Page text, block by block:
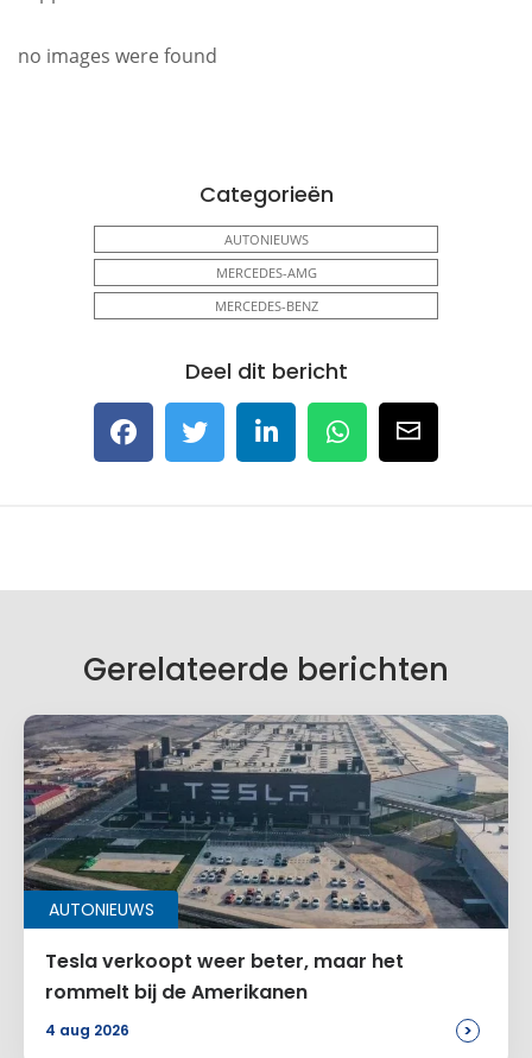
no images were found
Categorieën
AUTONIEUWS
MERCEDES-AMG
MERCEDES-BENZ
Deel dit bericht
Gerelateerde berichten
AUTONIEUWS
Tesla verkoopt weer beter, maar het
rommelt bij de Amerikanen
4 aug 2026 >